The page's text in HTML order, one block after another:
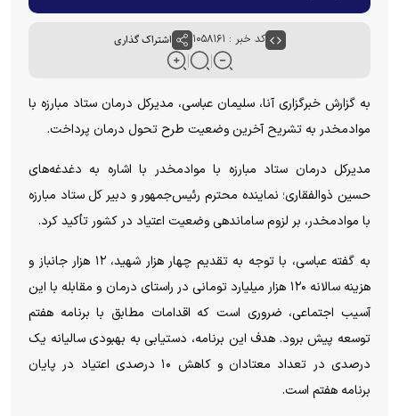
کد خبر : ۱۰۵۸۱۶۱ اشتراک گذاری
به گزارش خبرگزاری آنا، سلیمان عباسی، مدیرکل درمان ستاد مبارزه با
موادمخدر به تشریح آخرین وضعیت طرح تحول درمان پرداخت.
مدیرکل درمان ستاد مبارزه با موادمخدر با اشاره به دغدغه‌های
حسین ذوالفقاری؛ نماینده محترم رئیس‌جمهور و دبیر کل ستاد مبارزه
با موادمخدر، بر لزوم ساماندهی وضعیت اعتیاد در کشور تأکید کرد.
به گفته عباسی، با توجه به تقدیم چهار هزار شهید، ۱۲ هزار جانباز و
هزینه سالانه ۱۲۰ هزار میلیارد تومانی در راستای درمان و مقابله با این
آسیب اجتماعی، ضروری است که اقدامات مطابق با برنامه هفتم
توسعه پیش برود. هدف این برنامه، دستیابی به بهبودی سالیانه یک
درصدی در تعداد معتادان و کاهش ۱۰ درصدی اعتیاد در پایان
برنامه هفتم است.